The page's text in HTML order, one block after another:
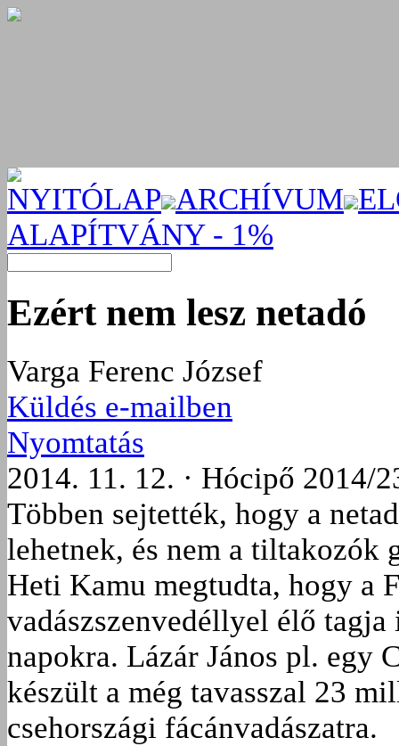
NYITÓLAP ARCHÍVUM
ALAPÍTVÁNY - 1%
Ezért nem lesz netadó
Varga Ferenc József
Küldés e-mailben
Nyomtatás
2014. 11. 12. · Hócipő 2014/
Többen sejtették, hogy a
lehetnek, és nem a tiltakozók
Heti Kamu megtudta, hogy a
vadászszenvedéllyel élő
napokra. Lázár János pl. egy
készült a még tavasszal 23
csehországi fácánvadászatra.